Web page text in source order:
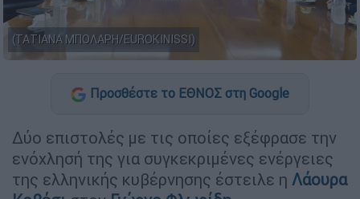
(ΤΑΤΙΑΝΑ ΜΠΟΛΑΡΗ/EUROKINISSI)
Προσθέστε το ΕΘΝΟΣ στη Google
Δύο επιστολές με τις οποίες εξέφρασε την
ενόχλησή της για συγκεκριμένες ενέργειες
της ελληνικής κυβέρνησης έστειλε η Λάουρα